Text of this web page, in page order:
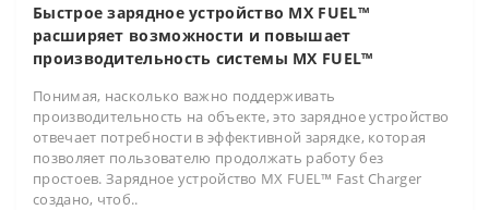
Быстрое зарядное устройство MX FUEL™
расширяет возможности и повышает
производительность системы MX FUEL™
Понимая, насколько важно поддерживать
производительность на объекте, это зарядное устройство
отвечает потребности в эффективной зарядке, которая
позволяет пользователю продолжать работу без
простоев. Зарядное устройство MX FUEL™ Fast Charger
создано, чтоб..